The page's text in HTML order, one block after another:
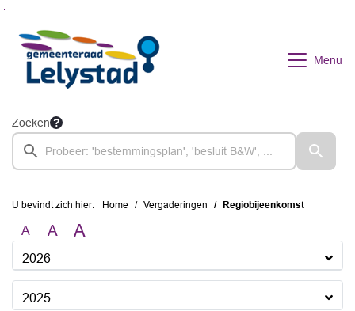
Menu
Zoeken
U bevindt zich hier: Home Vergaderingen Regiobijeenkomst
A A A
2026
2025